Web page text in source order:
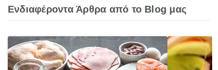
Ενδιαφέροντα Άρθρα από το Blog μας